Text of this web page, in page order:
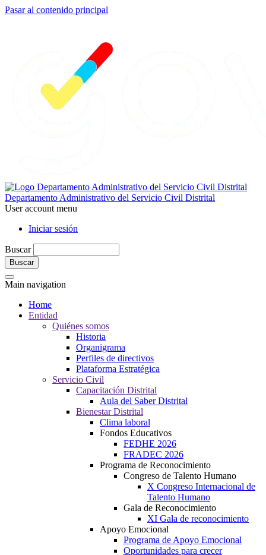
Pasar al contenido principal
Departamento Administrativo del Servicio Civil Distrital
User account menu
Iniciar sesión
Buscar
Main navigation
Home
Entidad
Quiénes somos
Historia
Organigrama
Perfiles de directivos
Plataforma Estratégica
Servicio Civil
Capacitación Distrital
Aula del Saber Distrital
Bienestar Distrital
Clima laboral
Fondos Educativos
FEDHE 2026
FRADEC 2026
Programa de Reconocimiento
Congreso de Talento Humano
X Congreso Internacional de
Talento Humano
Gala de Reconocimiento
XI Gala de reconocimiento
Apoyo Emocional
Programa de Apoyo Emocional
Oportunidades para crecer